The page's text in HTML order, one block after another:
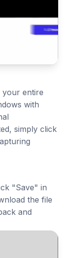
entire
with
simply click
"Save" in
the file
and